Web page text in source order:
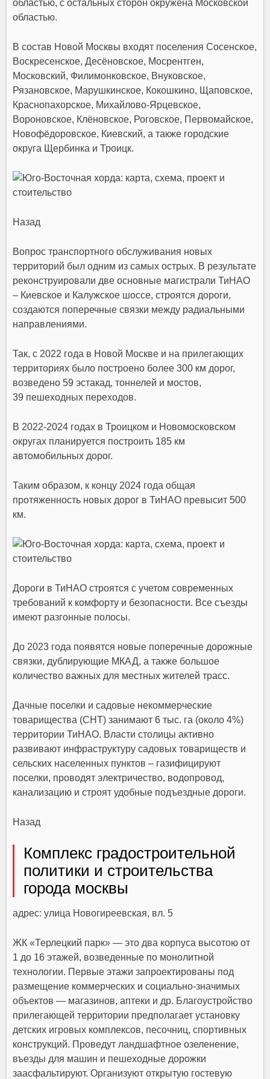
областью, с остальных сторон окружена Московской
областью.
В состав Новой Москвы входят поселенияСосенское,
Воскресенское,Десёновское, Мосрентген,
Московский, Филимонковское, Внуковское,
Рязановское, Марушкинское, Кокошкино, Щаповское,
Краснопахорское, Михайлово-Ярцевское,
Вороновское, Клёновское, Роговское, Первомайское,
Новофёдоровское, Киевский, а также городские
округа Щербинка иТроицк.
Назад
Вопрос транспортного обслуживания новых
территорий был одним из самых острых. В результате
реконструировали две основные магистрали ТиНАО
– Киевское и Калужское шоссе, строятся дороги,
создаются поперечные связки между радиальными
направлениями.
Так, с 2022 года в Новой Москве и на прилегающих
территориях было построено более 300 км дорог,
возведено 59 эстакад, тоннелей и мостов,
39 пешеходных переходов.
В 2022-2024 годах в Троицком и Новомосковском
округах планируется построить 185 км
автомобильных дорог.
Таким образом, к концу 2024 года общая
протяженность новых дорог в ТиНАО превысит 500
км.
Дороги в ТиНАО строятся с учетом современных
требований к комфорту и безопасности. Все съезды
имеют разгонные полосы.
До 2023 года появятся новые поперечные дорожные
связки, дублирующие МКАД, а также большое
количество важных для местных жителей трасс.
Дачные поселки исадовые некоммерческие
товарищества (СНТ) занимают 6 тыс. га (около 4%)
территории ТиНАО. Власти столицы активно
развивают инфраструктуру садовых товариществ и
сельских населенных пунктов – газифицируют
поселки, проводят электричество, водопровод,
канализацию и строят удобные подъездные дороги.
Назад
Комплекс градостроительной
политики и строительства
города москвы
адрес: улица Новогиреевская, вл. 5
ЖК «Терлецкий парк» — это два корпуса высотою от
1 до 16 этажей, возведенные по монолитной
технологии. Первые этажи запроектированы под
размещение коммерческих и социально-значимых
объектов — магазинов, аптеки и др. Благоустройство
прилегающей территории предполагает установку
детских игровых комплексов, песочниц, спортивных
конструкций. Проведут ландшафтное озеленение,
въезды для машин и пешеходные дорожки
заасфальтируют. Организуют открытую гостевую